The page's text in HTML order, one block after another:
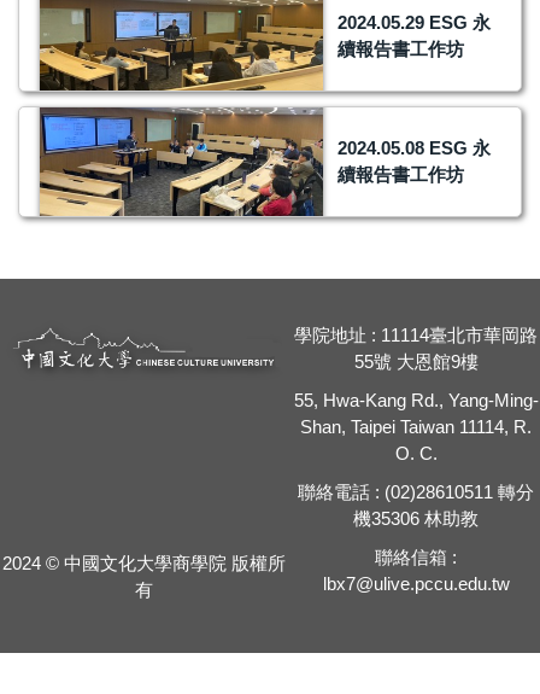
2024.05.29 ESG 永
續報告書工作坊
2024.05.08 ESG 永
續報告書工作坊
2024 © 中國文化大學商學院 版權所
有
學院地址 : 11114臺北市華岡路
55號 大恩館9樓
55, Hwa-Kang Rd., Yang-Ming-
Shan, Taipei Taiwan 11114, R.
O. C.
聯絡電話 : (02)28610511 轉分
機35306 林助教
聯絡信箱 :
lbx7@ulive.pccu.edu.tw